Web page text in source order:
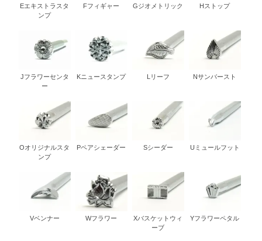
Eエキストラスタ
ンプ
Fフィギャー Gジオメトリック Hストップ
Jフラワーセンタ
ー
Kニュースタンプ Lリーフ Nサンバースト
Oオリジナルスタ
ンプ
Pペアシェーダー Sシーダー Uミュールフット
Vベンナー Wフラワー
Xバスケットウィ
ーブ
Yフラワーペタル